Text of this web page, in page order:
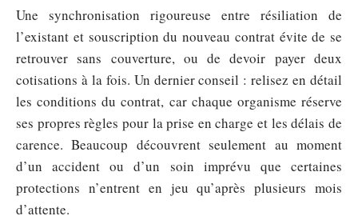
Une synchronisation rigoureuse entre résiliation de
l’existant et souscription du nouveau contrat évite de se
retrouver sans couverture, ou de devoir payer deux
cotisations à la fois. Un dernier conseil : relisez en détail
les conditions du contrat, car chaque organisme réserve
ses propres règles pour la prise en charge et les délais de
carence. Beaucoup découvrent seulement au moment
d’un accident ou d’un soin imprévu que certaines
protections n’entrent en jeu qu’après plusieurs mois
d’attente.